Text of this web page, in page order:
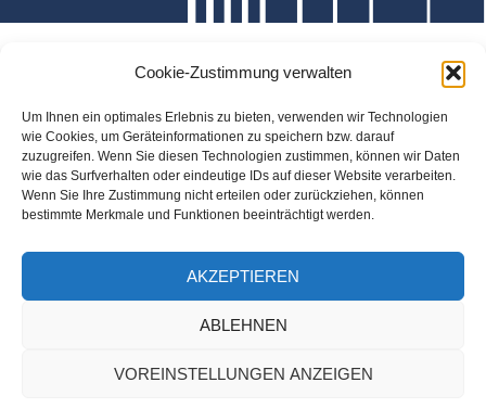
Cookie-Zustimmung verwalten
Um Ihnen ein optimales Erlebnis zu bieten, verwenden wir Technologien
wie Cookies, um Geräteinformationen zu speichern bzw. darauf
zuzugreifen. Wenn Sie diesen Technologien zustimmen, können wir Daten
wie das Surfverhalten oder eindeutige IDs auf dieser Website verarbeiten.
Wenn Sie Ihre Zustimmung nicht erteilen oder zurückziehen, können
bestimmte Merkmale und Funktionen beeinträchtigt werden.
AKZEPTIEREN
ABLEHNEN
VOREINSTELLUNGEN ANZEIGEN